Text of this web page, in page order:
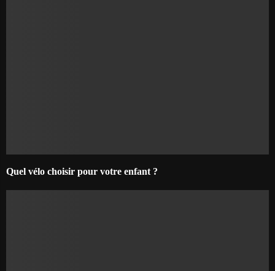
Quel vélo choisir pour votre enfant ?